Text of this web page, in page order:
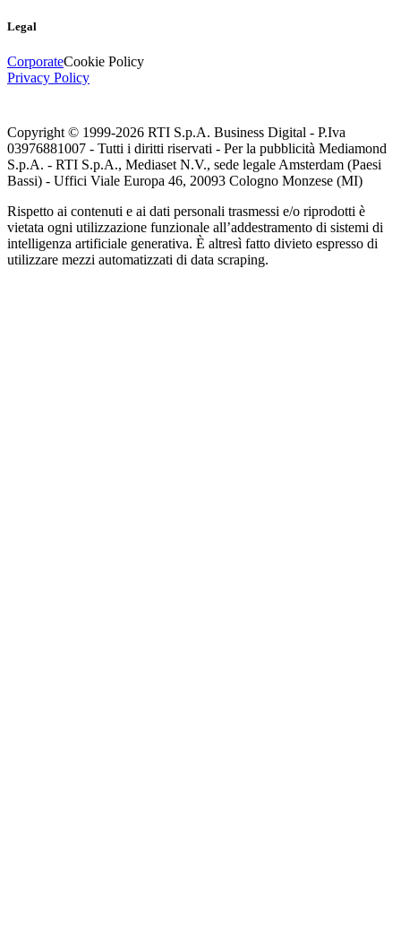
Legal
CorporateCookie Policy
Privacy Policy
Copyright © 1999-2026 RTI S.p.A. Business Digital - P.Iva
03976881007 - Tutti i diritti riservati - Per la pubblicità Mediamond
S.p.A. - RTI S.p.A., Mediaset N.V., sede legale Amsterdam (Paesi
Bassi) - Uffici Viale Europa 46, 20093 Cologno Monzese (MI)
Rispetto ai contenuti e ai dati personali trasmessi e/o riprodotti è
vietata ogni utilizzazione funzionale all’addestramento di sistemi di
intelligenza artificiale generativa. È altresì fatto divieto espresso di
utilizzare mezzi automatizzati di data scraping.